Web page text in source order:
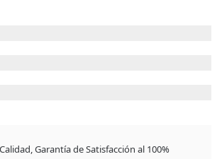
Garantía de Satisfacción al 100%